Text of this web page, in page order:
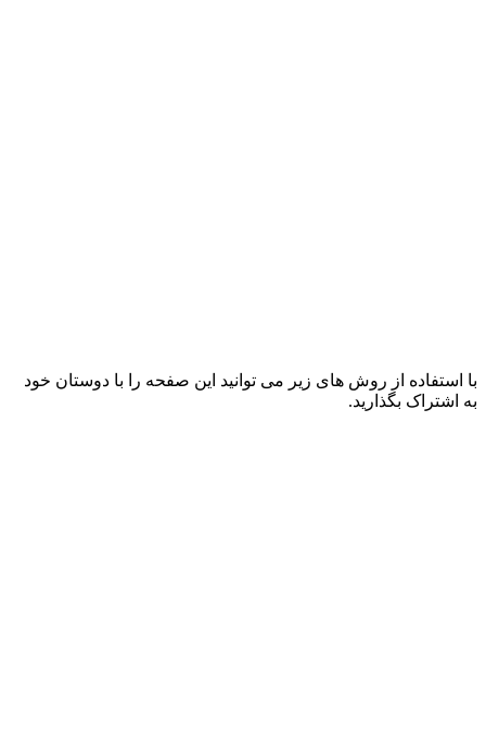
با استفاده از روش های زیر می توانید این صفحه را با دوستان خود
به اشتراک بگذارید.